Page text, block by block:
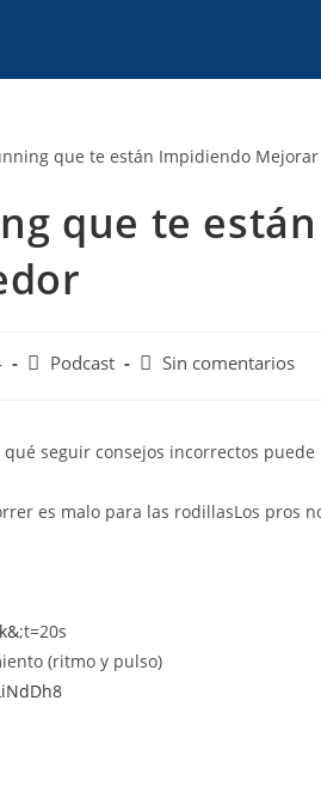
que te
Podcast Sin comentarios
seguir consejos incorrectos
es malo para las rodillasLos pros
;t=20s⁠⁠
(ritmo y pulso)